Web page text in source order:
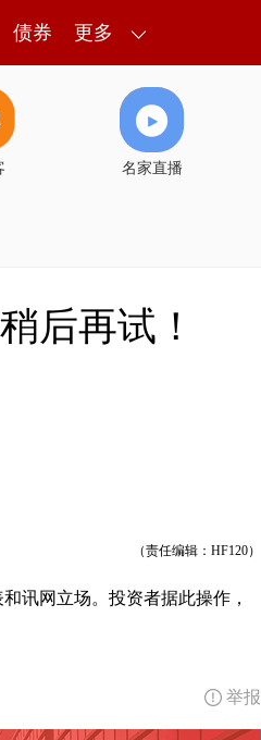
债券 更多
名家直播
后再试！
（责任编辑：HF120）
讯网立场。投资者据此操作，
举报